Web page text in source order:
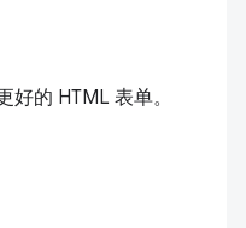
的 HTML 表单。